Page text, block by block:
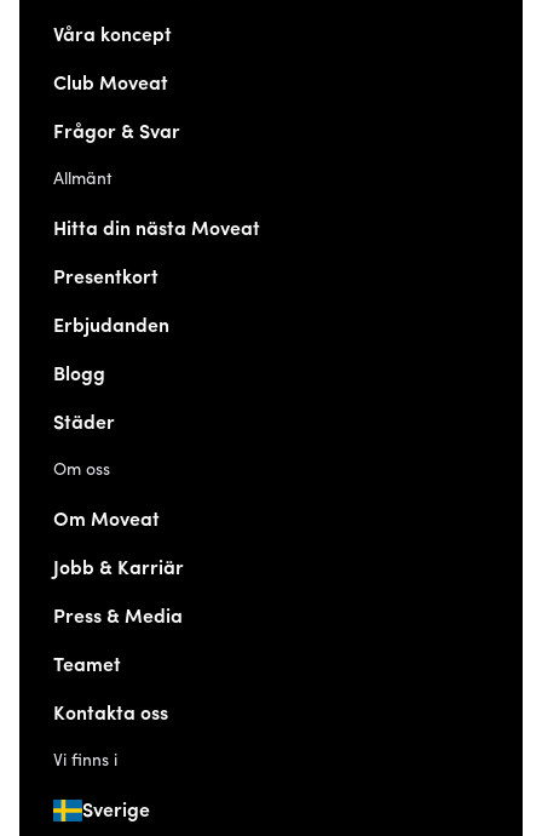
Våra koncept
Club Moveat
Frågor & Svar
Allmänt
Hitta din nästa Moveat
Presentkort
Erbjudanden
Blogg
Städer
Om oss
Om Moveat
Jobb & Karriär
Press & Media
Teamet
Kontakta oss
Vi finns i
Sverige